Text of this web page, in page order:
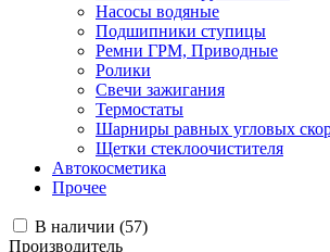
Насосы водяные
Подшипники ступицы
Ремни ГРМ, Приводные
Ролики
Свечи зажигания
Термостаты
Шарниры равных угловых
Щетки стеклоочистителя
Автокосметика
Прочее
В наличии (57)
Производитель